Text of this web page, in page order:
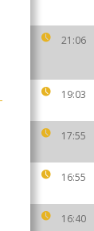
21:06
19:03
17:55
16:55
16:40